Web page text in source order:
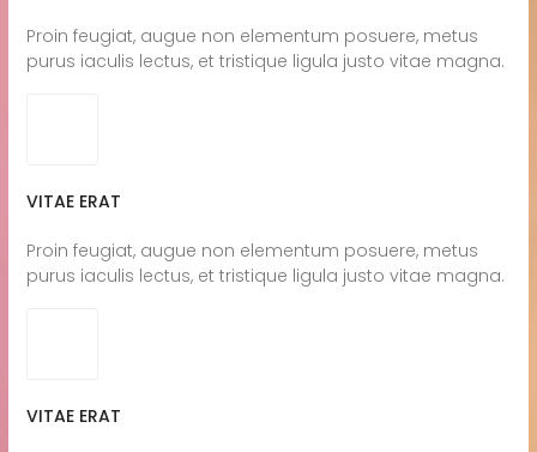
Proin feugiat, augue non elementum posuere, metus
purus iaculis lectus, et tristique ligula justo vitae magna.
VITAE ERAT
Proin feugiat, augue non elementum posuere, metus
purus iaculis lectus, et tristique ligula justo vitae magna.
VITAE ERAT